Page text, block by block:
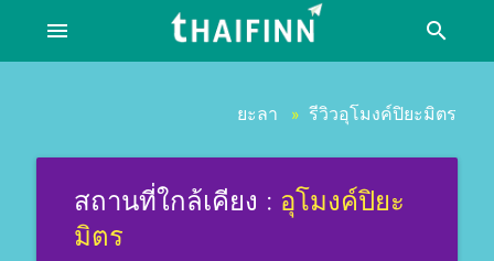
menu search
ยะลา » รีวิวอุโมงค์ปิยะมิตร
สถานที่ใกล้เคียง : อุโมงค์ปิยะ
มิตร